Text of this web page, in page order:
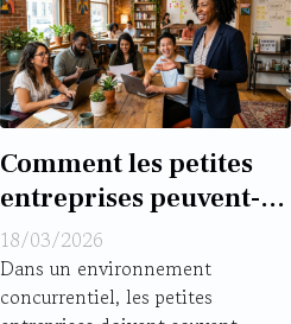
Comment les petites
entreprises peuvent-
elles prospérer sans
budget marketing ?
18/03/2026
Dans un environnement
concurrentiel, les petites